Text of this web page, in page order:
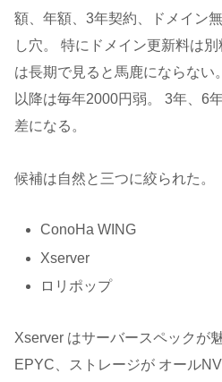
額、年額、3年契約、ドメイン
し穴。 特にドメイン更新料は
は長期で見ると馬鹿にならない
以降は毎年2000円弱。 3年、6
差になる。
候補は自然と三つに絞られた。
ConoHa WING
Xserver
ロリポップ
Xserver はサーバースペックが
EPYC、ストレージが オール